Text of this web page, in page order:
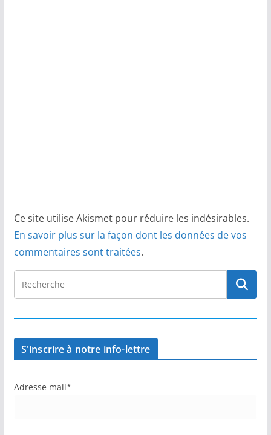
Ce site utilise Akismet pour réduire les indésirables.
En savoir plus sur la façon dont les données de vos
commentaires sont traitées.
S'inscrire à notre info-lettre
Adresse mail*